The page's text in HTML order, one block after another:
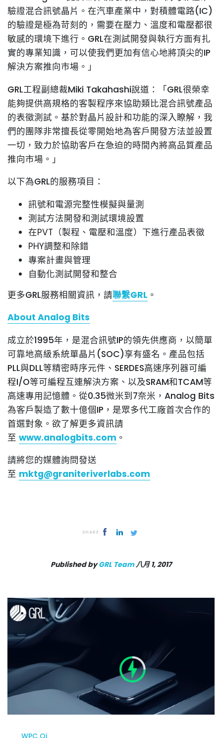
驗證混合訊號晶片。在汽車產業中，對積體電路(IC)
的驗證是極為苛刻的，需要在壓力、溫度和電壓都很
敏感的環境下進行。GRL在測試開發與執行方面有扎
實的專業知識，可以使我們更加有信心地將頂尖的IP
解決方案推向市場。」
GRL工程副總裁Miki Takahashi說道：「GRL很榮幸
能夠提供高規格的客製程序來協助類比混合訊號產品
的表徵測試。基於對晶片設計和功能的深入瞭解，我
們的團隊非常擅長從零開始地為客戶開發方法並設置
一切，致力於協助客戶在急迫的時間內將高品質產品
推向市場。」
以下為GRL的服務項目：
訊號和電源完整性模擬與量測
測試方法開發和測試環境設置
在PVT（製程、電壓和溫度）下進行產品表徵
PHY調整和除錯
專案計畫與管理
自動化測試開發和整合
更多GRL服務相關資訊，請聯繫GRL 。
About Analog Bits
成立於1995年，是混合訊號IP的領先供應商，以簡單
可靠地高級系統單晶片(SOC)享有盛名。產品包括
PLL與DLL等精密時序元件、SERDES高速序列器可編
程I/O等可編程互連解決方案、以及SRAM和TCAM等
高速專用記憶體。從0.35微米到7奈米，Analog Bits
為客戶製造了數十億個IP，是眾多代工廠首次合作的
首選對象。欲了解更多資訊請
至 www.analogbits.com 。
請將您的媒體詢問發送
至 mktg@graniteriverlabs.com
SHARE
Published byGRL Team八月 1, 2017